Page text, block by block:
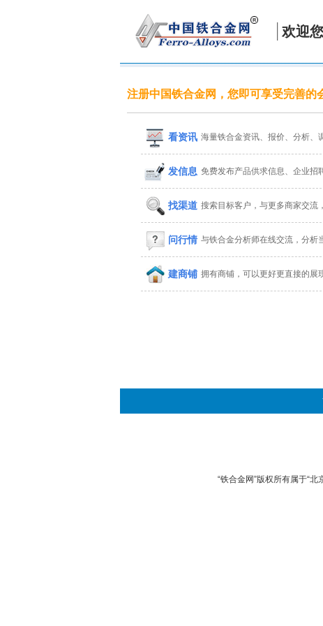
欢迎
注册中国铁合金网，您即可享受完善的
看资讯 海量铁合金资讯、报价、分析、
发信息 免费发布产品供求信息、企业招
找渠道 搜索目标客户，与更多商家交流
问行情 与铁合金分析师在线交流，分析
建商铺 拥有商铺，可以更好更直接的展
“铁合金网”版权所有属于“